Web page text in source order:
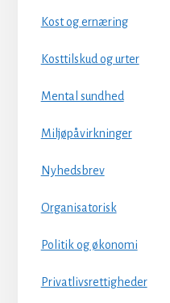
Kost og ernæring
Kosttilskud og urter
Mental sundhed
Miljøpåvirkninger
Nyhedsbrev
Organisatorisk
Politik og økonomi
Privatlivsrettigheder